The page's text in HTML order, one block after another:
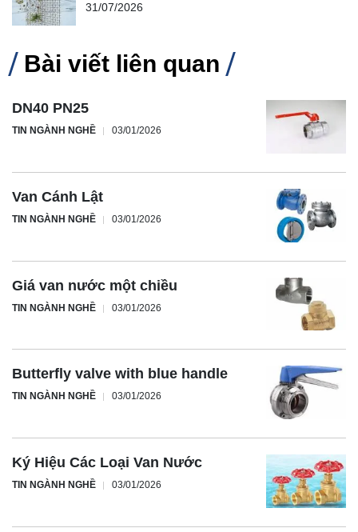
31/07/2026
Bài viết liên quan
DN40 PN25
TIN NGÀNH NGHỀ 03/01/2026
Van Cánh Lật
TIN NGÀNH NGHỀ 03/01/2026
Giá van nước một chiều
TIN NGÀNH NGHỀ 03/01/2026
Butterfly valve with blue handle
TIN NGÀNH NGHỀ 03/01/2026
Ký Hiệu Các Loại Van Nước
TIN NGÀNH NGHỀ 03/01/2026